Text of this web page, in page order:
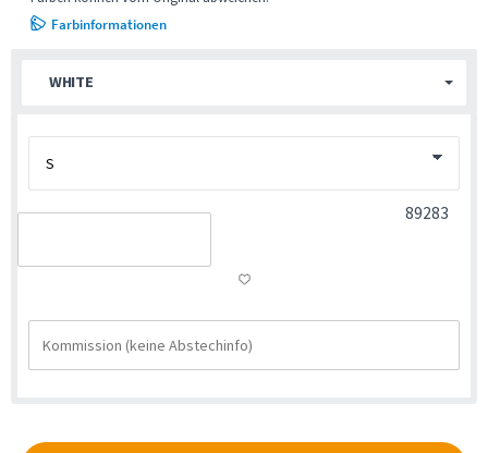
WHITE
Farbinformationen
89283